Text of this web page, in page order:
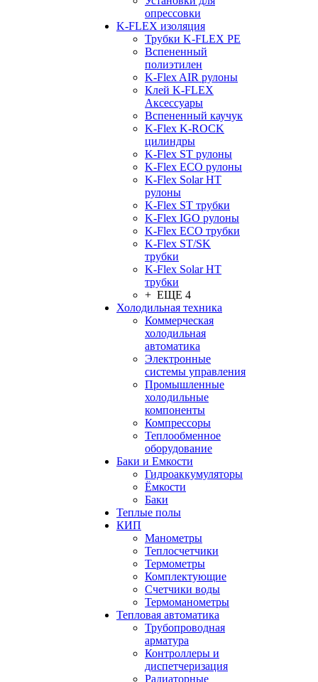
опрессовки
K-FLEX изоляция
Трубки K-FLEX PE
Вспененный
полиэтилен
K-Flex AIR рулоны
Клей K-FLEX
Аксессуары
Вспененный каучук
K-Flex K-ROCK
цилиндры
K-Flex ST рулоны
K-Flex ECO рулоны
K-Flex Solar HT
рулоны
K-Flex ST трубки
K-Flex IGO рулоны
K-Flex ECO трубки
K-Flex ST/SK
трубки
K-Flex Solar HT
трубки
+ ЕЩЕ 4
Холодильная техника
Коммерческая
холодильная
автоматика
Электронные
системы управления
Промышленные
холодильные
компоненты
Компрессоры
Теплообменное
оборудование
Баки и Емкости
Гидроаккумуляторы
Ёмкости
Баки
Теплые полы
КИП
Манометры
Теплосчетчики
Термометры
Комплектующие
Счетчики воды
Термоманометры
Тепловая автоматика
Трубопроводная
арматура
Контроллеры и
диспетчеризация
Радиаторные